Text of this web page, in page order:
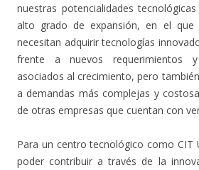
nuestras potencialidades
alto grado de expansión, en el que
necesitan adquirir tecnologías
frente a nuevos requerimientos
asociados al crecimiento, pero
a demandas más complejas y
de otras empresas que cuentan con
Para un centro tecnológico como CIT
poder contribuir a través de la